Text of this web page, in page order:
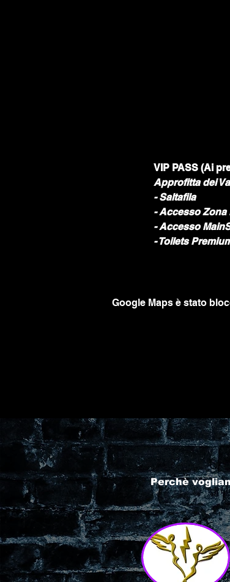
VIP PASS (Ai
Approfitta dei
- Saltafila
- Accesso Zona
- Accesso
- Toilets
Google Maps è stato
Perchè